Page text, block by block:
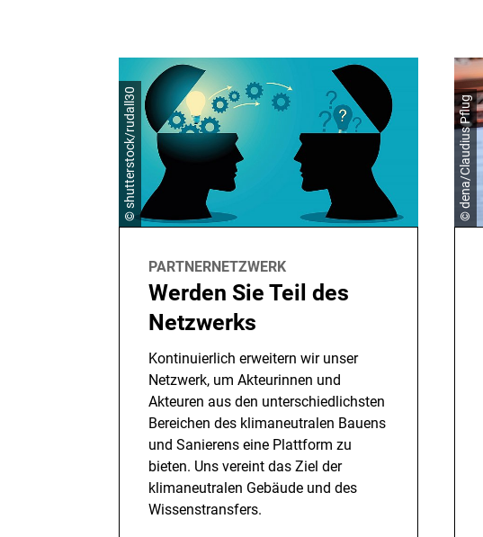
© shutterstock/rudall30
PARTNERNETZWERK
Werden Sie Teil des
Netzwerks
Kontinuierlich erweitern wir unser
Netzwerk, um Akteurinnen und
Akteuren aus den unterschiedlichsten
Bereichen des klimaneutralen Bauens
und Sanierens eine Plattform zu
bieten. Uns vereint das Ziel der
klimaneutralen Gebäude und des
Wissenstransfers.
© dena/Claudius Pflug